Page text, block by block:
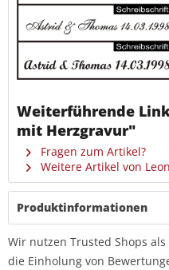
Weiterführende
mit Herzgravur"
Fragen zum Artikel?
Weitere Artikel von
Produktinformationen
Wir nutzen Trusted Shops
die Einholung von